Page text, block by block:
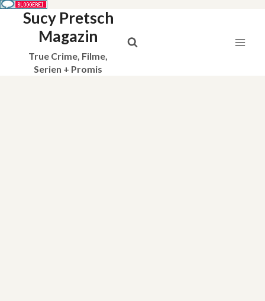
Sucy Pretsch
Magazin
True Crime, Filme,
Serien + Promis